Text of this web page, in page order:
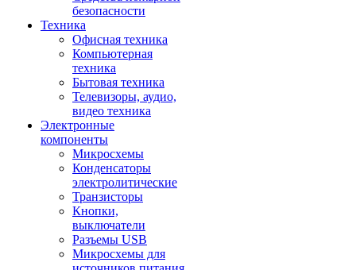
безопасности
Техника
Офисная техника
Компьютерная
техника
Бытовая техника
Телевизоры, аудио,
видео техника
Электронные
компоненты
Микросхемы
Конденсаторы
электролитические
Транзисторы
Кнопки,
выключатели
Разъемы USB
Микросхемы для